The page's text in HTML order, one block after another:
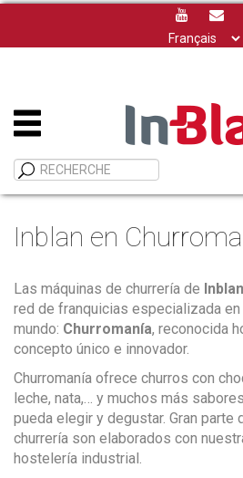
Choisir
Inblan en
Las máquinas de churrería de Inblan
red de franquicias especializada
mundo: Churromanía, reconocida
concepto único e innovador.
Churromanía ofrece churros con
leche, nata,… y muchos más
pueda elegir y degustar. Gran parte
churrería son elaborados con
hostelería industrial.